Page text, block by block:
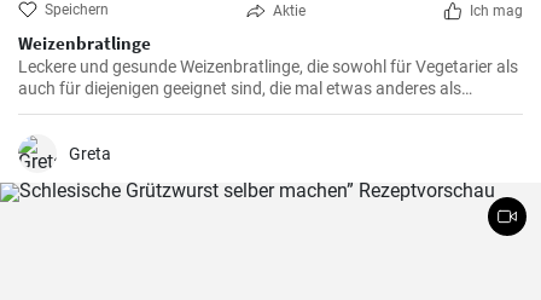
Speichern Aktie Ich mag
Weizenbratlinge
Leckere und gesunde Weizenbratlinge, die sowohl für Vegetarier als
auch für diejenigen geeignet sind, die mal etwas anderes als
normale Fleischbratlinge genießen möchten.
Greta